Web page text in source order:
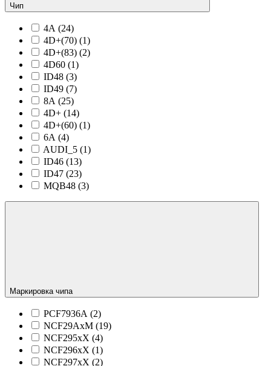
Чип
4A (24)
4D+(70) (1)
4D+(83) (2)
4D60 (1)
ID48 (3)
ID49 (7)
8A (25)
4D+ (14)
4D+(60) (1)
6A (4)
AUDI_5 (1)
ID46 (13)
ID47 (23)
MQB48 (3)
Маркировка чипа
PCF7936A (2)
NCF29AxM (19)
NCF295xX (4)
NCF296xX (1)
NCF297xX (2)